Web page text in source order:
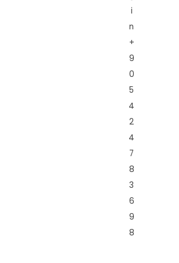
i
n
+
9
0
5
4
2
4
7
8
3
6
9
8